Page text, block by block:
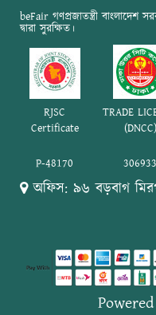
beFair গণপ্রজাতন্ত্রী
দ্বারা সুরক্ষিত।
RJSC
Certificate
TRADE
(DNCC)
P-48170 306933
অফিস: ৯৬ বড়বাগ